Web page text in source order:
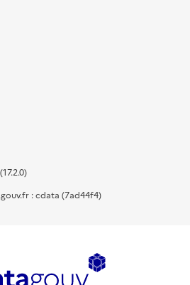
: cdata (7ad44f4)